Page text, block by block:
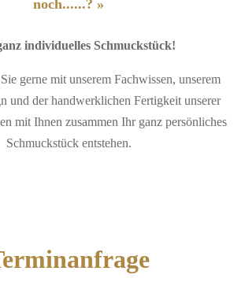
noch......? »
individuelles Schmuckstück!
gerne mit unserem Fachwissen, unserem
und der handwerklichen Fertigkeit unserer
mit Ihnen zusammen Ihr ganz persönliches
Schmuckstück entstehen.